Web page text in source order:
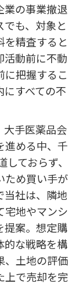
の事業撤退
も、対象と
を精査すると
活動前に不動
に把握するこ
すべての不
手医薬品会
進める中、千
ておらず、
ため買い手が
当社は、隣地
宅地やマンシ
提案。想定購
的な戦略を構
、土地の評価
上で売却を完